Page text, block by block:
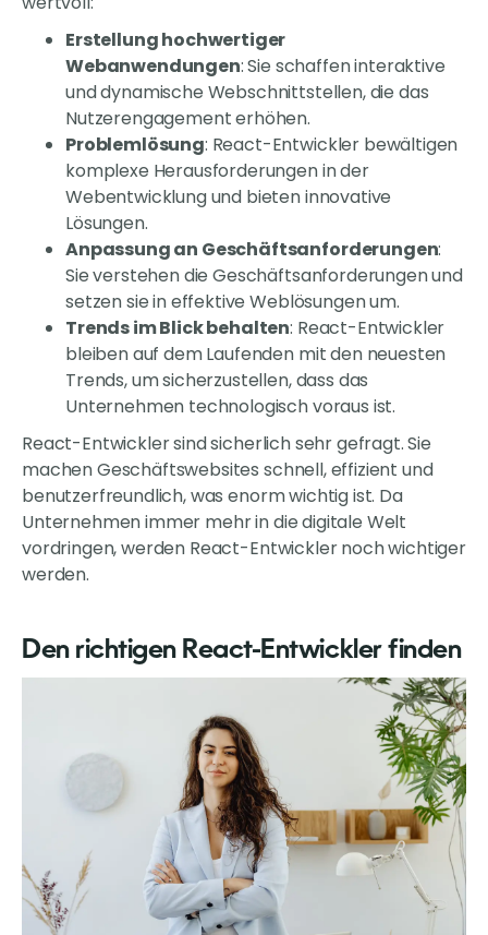
Erstellung hochwertiger
Webanwendungen: Sie schaffen interaktive
und dynamische Webschnittstellen, die das
Nutzerengagement erhöhen.
Problemlösung: React-Entwickler bewältigen
komplexe Herausforderungen in der
Webentwicklung und bieten innovative
Lösungen.
Anpassung an Geschäftsanforderungen:
Sie verstehen die Geschäftsanforderungen und
setzen sie in effektive Weblösungen um.
Trends im Blick behalten: React-Entwickler
bleiben auf dem Laufenden mit den neuesten
Trends, um sicherzustellen, dass das
Unternehmen technologisch voraus ist.
React-Entwickler sind sicherlich sehr gefragt. Sie
machen Geschäftswebsites schnell, effizient und
benutzerfreundlich, was enorm wichtig ist. Da
Unternehmen immer mehr in die digitale Welt
vordringen, werden React-Entwickler noch wichtiger
werden.
Den richtigen React-Entwickler finden